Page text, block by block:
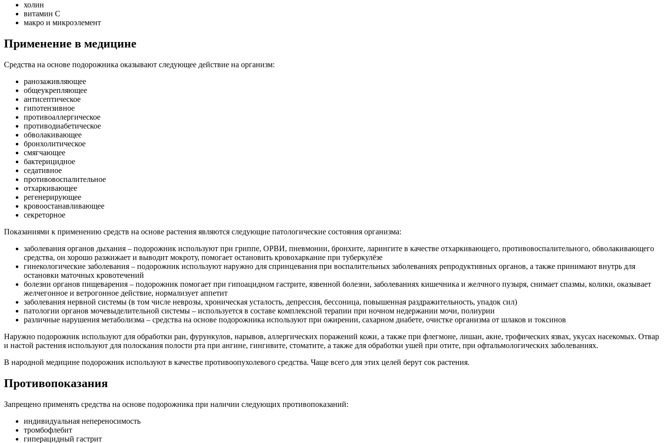
холин
витамин С
макро и микроэлемент
Применение в медицине
Средства на основе подорожника оказывают следующее действие на организм:
ранозаживляющее
общеукрепляющее
антисептическое
гипотензивное
противоаллергическое
противодиабетическое
обволакивающее
бронхолитическое
смягчающее
бактерицидное
седативное
противовоспалительное
отхаркивающее
регенерирующее
кровоостанавливающее
секреторное
Показаниями к применению средств на основе растения являются следующие патологические состояния организма:
заболевания органов дыхания – подорожник используют при гриппе, ОРВИ, пневмонии, бронхите, ларингите в качестве отхаркивающего, противовоспалительного, обволакивающего
средства, он хорошо разжижает и выводит мокроту, помогает остановить кровохаркание при туберкулёзе
гинекологические заболевания – подорожник используют наружно для спринцевания при воспалительных заболеваниях репродуктивных органов, а также принимают внутрь для
остановки маточных кровотечений
болезни органов пищеварения – подорожник помогает при гипоацидном гастрите, язвенной болезни, заболеваниях кишечника и желчного пузыря, снимает спазмы, колики, оказывает
желчегонное и ветрогонное действие, нормализует аппетит
заболевания нервной системы (в том числе неврозы, хроническая усталость, депрессия, бессоница, повышенная раздражительность, упадок сил)
патологии органов мочевыделительной системы – используется в составе комплексной терапии при ночном недержании мочи, полиурии
различные нарушения метаболизма – средства на основе подорожника используют при ожирении, сахарном диабете, очистке организма от шлаков и токсинов
Наружно подорожник используют для обработки ран, фурункулов, нарывов, аллергических поражений кожи, а также при флегмоне, лишан, акне, трофических язвах, укусах насекомых. Отвар
и настой растения используют для полоскания полости рта при ангине, гингивите, стоматите, а также для обработки ушей при отите, при офтальмологических заболеваниях.
В народной медицине подорожник используют в качестве противоопухолевого средства. Чаще всего для этих целей берут сок растения.
Противопоказания
Запрещено применять средства на основе подорожника при наличии следующих противопоказаний:
индивидуальная непереносимость
тромбофлебит
гиперацидный гастрит